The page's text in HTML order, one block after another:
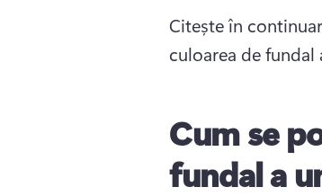
Citește în
culoarea de
Cum se
fundal a